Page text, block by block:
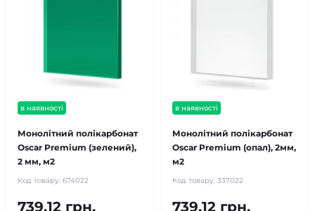
в наявності
Монолітний полікарбонат
Oscar Premium (зелений),
2 мм, м2
Код товару: 674022
739.12 грн.
в наявності
Монолітний полікарбонат
Oscar Premium (опал), 2мм,
м2
Код товару: 337022
739.12 грн.